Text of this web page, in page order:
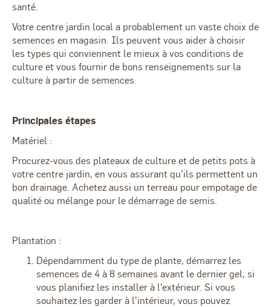
santé.
Votre centre jardin local a probablement un vaste choix de
semences en magasin. Ils peuvent vous aider à choisir
les types qui conviennent le mieux à vos conditions de
culture et vous fournir de bons renseignements sur la
culture à partir de semences.
Principales étapes
Matériel :
Procurez-vous des plateaux de culture et de petits pots à
votre centre jardin, en vous assurant qu'ils permettent un
bon drainage. Achetez aussi un terreau pour empotage de
qualité ou mélange pour le démarrage de semis.
Plantation :
Dépendamment du type de plante, démarrez les
semences de 4 à 8 semaines avant le dernier gel, si
vous planifiez les installer à l'extérieur. Si vous
souhaitez les garder à l'intérieur, vous pouvez